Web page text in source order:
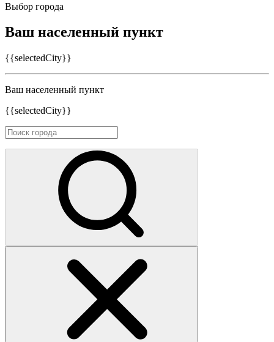
Выбор города
Ваш населенный пункт
{{selectedCity}}
Ваш населенный пункт
{{selectedCity}}